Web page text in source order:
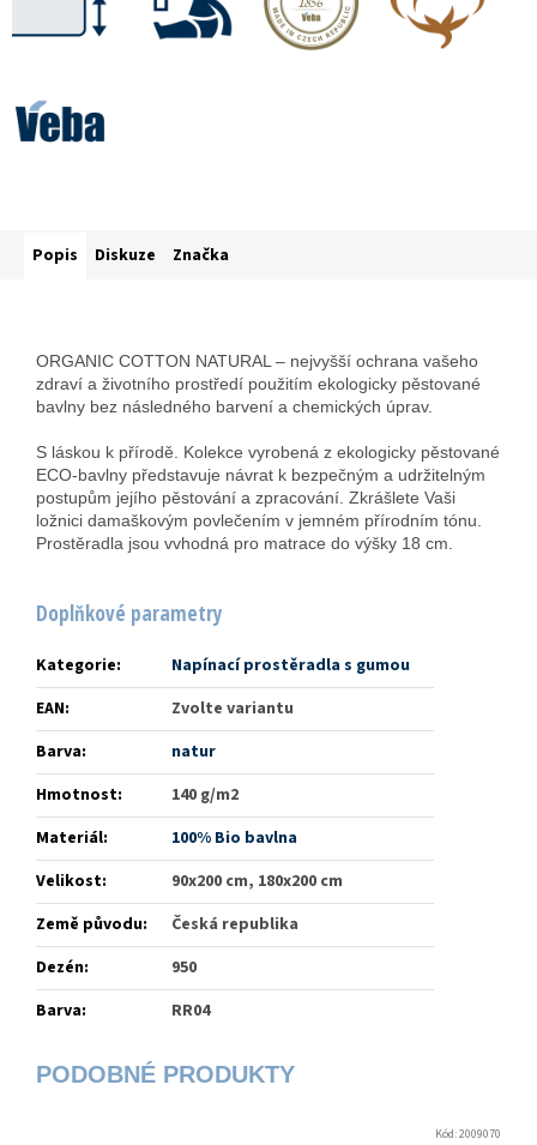
Popis Diskuze Značka
ORGANIC COTTON NATURAL – nejvyšší ochrana vašeho
zdraví a životního prostředí použitím ekologicky pěstované
bavlny bez následného barvení a chemických úprav.
S láskou k přírodě. Kolekce vyrobená z ekologicky pěstované
ECO-bavlny představuje návrat k bezpečným a udržitelným
postupům jejího pěstování a zpracování. Zkrášlete Vaši
ložnici damaškovým povlečením v jemném přírodním tónu.
Prostěradla jsou vvhodná pro matrace do výšky 18 cm.
Doplňkové parametry
Kategorie:
Napínací prostěradla s gumou
EAN:
Zvolte variantu
Barva:
natur
Hmotnost:
140 g/m2
Materiál:
100% Bio bavlna
Velikost:
90x200 cm, 180x200 cm
Země původu:
Česká republika
Dezén:
950
Barva: RR04
Kód:2009070